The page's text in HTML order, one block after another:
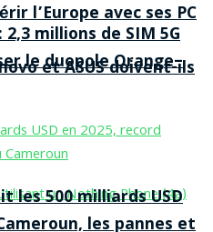
l’Europe avec ses PC
et ASUS doivent-ils
millions de SIM 5G
le duopole Orange–
les 500 milliards USD
les pannes et